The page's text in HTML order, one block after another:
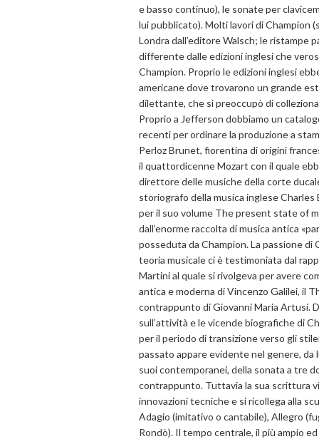
e basso continuo), le sonate per
lui pubblicato). Molti lavori di
Londra dall’editore Walsch; le ristampe
differente dalle edizioni inglesi che
Champion. Proprio le edizioni inglesi
americane dove trovarono un grande
dilettante, che si preoccupò di
Proprio a Jefferson dobbiamo un
recenti per ordinare la produzione a
Perloz Brunet, fiorentina di origini
il quattordicenne Mozart con il quale
direttore delle musiche della corte
storiografo della musica inglese
per il suo volume The present state of
dall’enorme raccolta di musica antica
posseduta da Champion. La passione
teoria musicale ci è testimoniata dal
Martini al quale si rivolgeva per avere
antica e moderna di Vincenzo Galilei, il
contrappunto di Giovanni Maria Artusi.
sull’attività e le vicende biografiche di
per il periodo di transizione verso gli
passato appare evidente nel genere,
suoi contemporanei, della sonata a tre
contrappunto. Tuttavia la sua scrittura
innovazioni tecniche e si ricollega alla
Adagio (imitativo o cantabile), Allegro
Rondò). Il tempo centrale, il più ampio